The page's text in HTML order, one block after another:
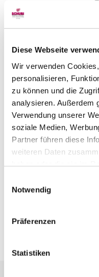
Diese Webseite
Wir verwenden
personalisieren,
zu können und die
analysieren. Außerdem
Verwendung unserer
soziale Medien,
Partner führen diese
weiteren Daten
haben oder die sie im
Notwendig
Präferenzen
Statistiken
Burrowing Owl
Okanagan Valley
Burrowing Owl 50 cl
CHF 39.00
Artikel sofort lieferbar
inkl. 8.1% MwSt. zzgl.
In